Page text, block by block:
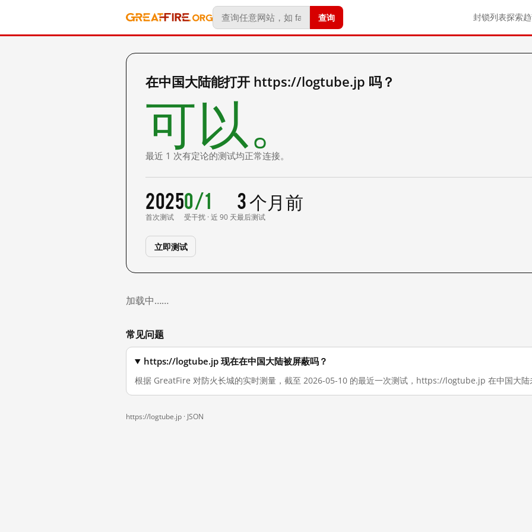
查询 封锁列表探索
在中国大陆能打开 https://logtube.jp 吗？
可以。
最近 1 次有定论的测试均正常连接。
2025
首次测试
0/1
受干扰 · 近 90 天
3 个月前
最后测试
立即测试
加载中……
常见问题
https://logtube.jp 现在在中国大陆被屏蔽吗？
根据 GreatFire 对防火长城的实时测量，截至 2026-05-10 的最近一次测试，https://logtube.jp 在中国大陆
https://logtube.jp · JSON